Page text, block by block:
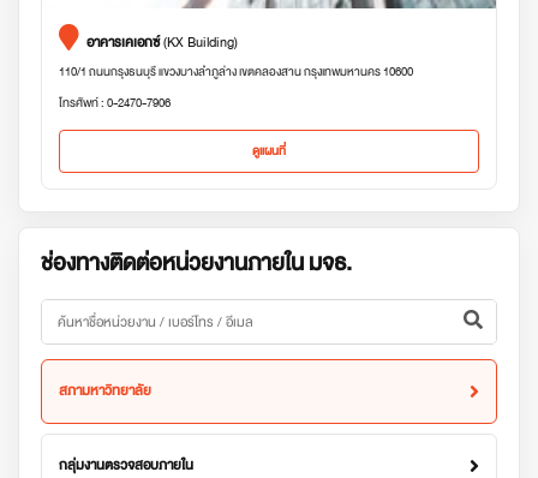
อาคารเคเอกซ์(KX Building)
110/1 ถนนกรุงธนบุรี แขวงบางลำภูล่าง เขตคลองสาน กรุงเทพมหานคร 10600
โทรศัพท์ : 0-2470-7906
ดูแผนที่
ช่องทางติดต่อหน่วยงานภายใน มจธ.
สภามหาวิทยาลัย
กลุ่มงานตรวจสอบภายใน